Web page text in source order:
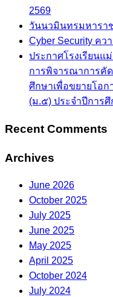
2569
วันนวมินทรมหารา
Cyber Security ค
ประกาศโรงเรียนแ
การพิจารณาการคั
ศึกษาเพื่อขยายโอก
(ม.๕) ประจำปีการ
Recent Comments
Archives
June 2026
October 2025
July 2025
June 2025
May 2025
April 2025
October 2024
July 2024